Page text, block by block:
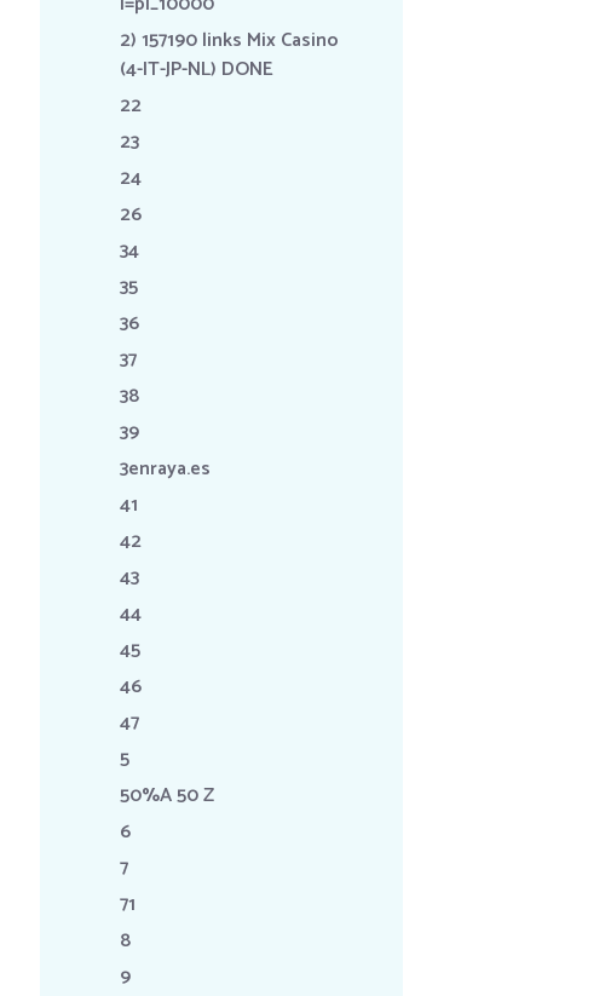
2) 157190 links Mix Casino
(4-IT-JP-NL) DONE
22
23
24
26
34
35
36
37
38
39
3enraya.es
41
42
43
44
45
46
47
5
50%A 50 Z
6
7
71
8
9